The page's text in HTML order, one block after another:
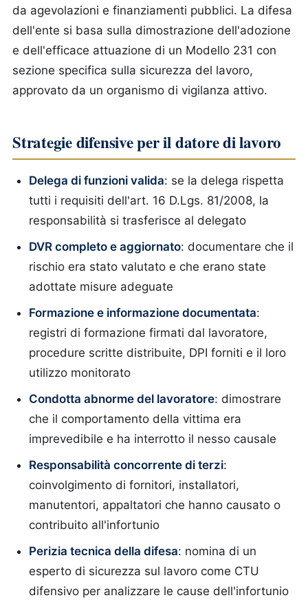
da agevolazioni e finanziamenti pubblici. La difesa
dell'ente si basa sulla dimostrazione dell'adozione
e dell'efficace attuazione di un Modello 231 con
sezione specifica sulla sicurezza del lavoro,
approvato da un organismo di vigilanza attivo.
Strategie difensive per il datore di lavoro
Delega di funzioni valida: se la delega rispetta
tutti i requisiti dell'art. 16 D.Lgs. 81/2008, la
responsabilità si trasferisce al delegato
DVR completo e aggiornato: documentare che il
rischio era stato valutato e che erano state
adottate misure adeguate
Formazione e informazione documentata:
registri di formazione firmati dal lavoratore,
procedure scritte distribuite, DPI forniti e il loro
utilizzo monitorato
Condotta abnorme del lavoratore: dimostrare
che il comportamento della vittima era
imprevedibile e ha interrotto il nesso causale
Responsabilità concorrente di terzi:
coinvolgimento di fornitori, installatori,
manutentori, appaltatori che hanno causato o
contribuito all'infortunio
Perizia tecnica della difesa: nomina di un
esperto di sicurezza sul lavoro come CTU
difensivo per analizzare le cause dell'infortunio